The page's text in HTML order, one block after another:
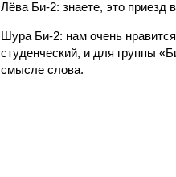
Лёва Би-2: знаете, это приезд
Шура Би-2: нам очень
студенческий, и для группы
смысле слова.